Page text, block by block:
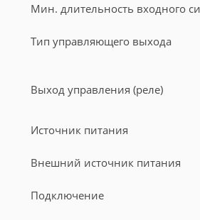
Мин. длительность входного
Тип управляющего выхода
Выход управления (реле)
Источник питания
Внешний источник питания
Подключение